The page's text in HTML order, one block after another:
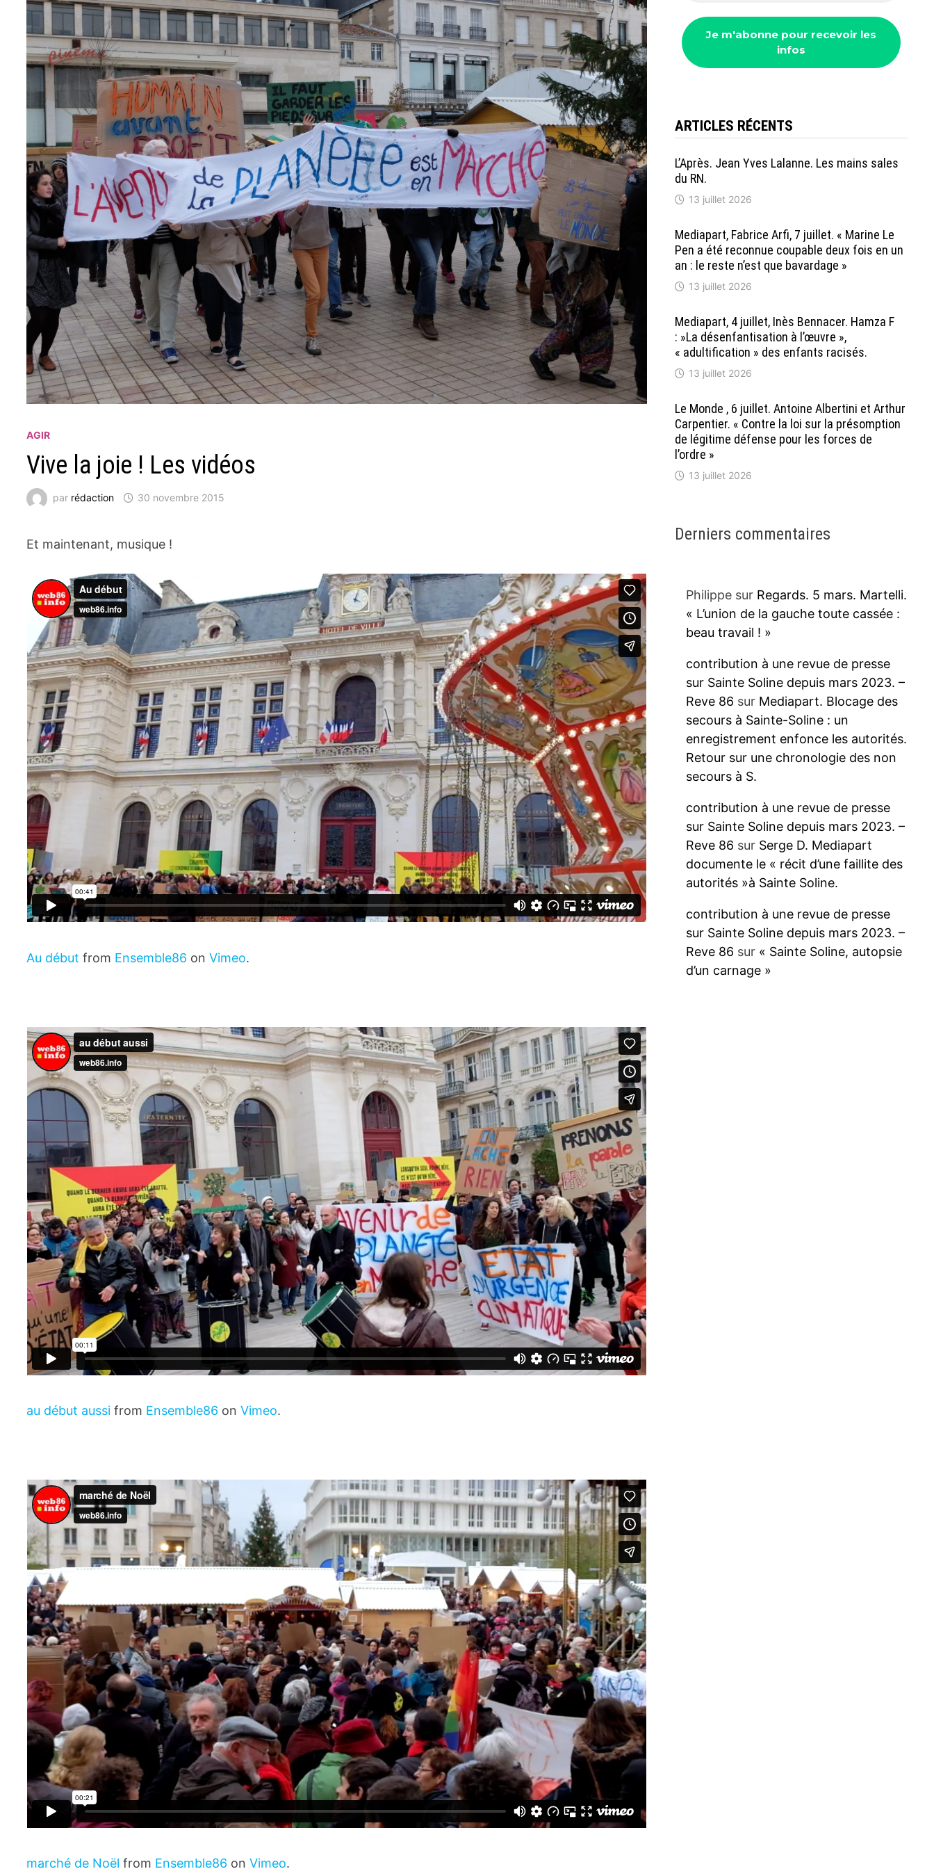
AGIR
Vive la joie ! Les vidéos
par rédaction 30 novembre 2015
Et maintenant, musique !
Au début from Ensemble86 onVimeo.
au début aussi from Ensemble86 onVimeo.
marché de Noël from Ensemble86 onVimeo.
ARTICLES RÉCENTS
L’Après. Jean Yves Lalanne. Les mains sales
du RN.
13 juillet 2026
Mediapart, Fabrice Arfi, 7 juillet. « Marine Le
Pen a été reconnue coupable deux fois en un
an : le reste n’est que bavardage »
13 juillet 2026
Mediapart, 4 juillet, Inès Bennacer. Hamza F
: »La désenfantisation à l’œuvre »,
« adultification » des enfants racisés.
13 juillet 2026
Le Monde , 6 juillet. Antoine Albertini et Arthur
Carpentier. « Contre la loi sur la présomption
de légitime défense pour les forces de
l’ordre »
13 juillet 2026
Derniers commentaires
Philippesur Regards. 5 mars. Martelli.
« L’union de la gauche toute cassée :
beau travail ! »
contribution à une revue de presse
sur Sainte Soline depuis mars 2023. –
Reve 86 sur Mediapart. Blocage des
secours à Sainte-Soline : un
enregistrement enfonce les autorités.
Retour sur une chronologie des non
secours à S.
contribution à une revue de presse
sur Sainte Soline depuis mars 2023. –
Reve 86 sur Serge D. Mediapart
documente le « récit d’une faillite des
autorités »à Sainte Soline.
contribution à une revue de presse
sur Sainte Soline depuis mars 2023. –
Reve 86 sur « Sainte Soline, autopsie
d’un carnage »